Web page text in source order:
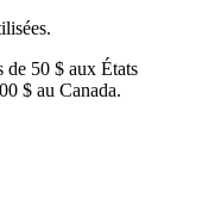
de 50 $ aux États
$ au Canada.